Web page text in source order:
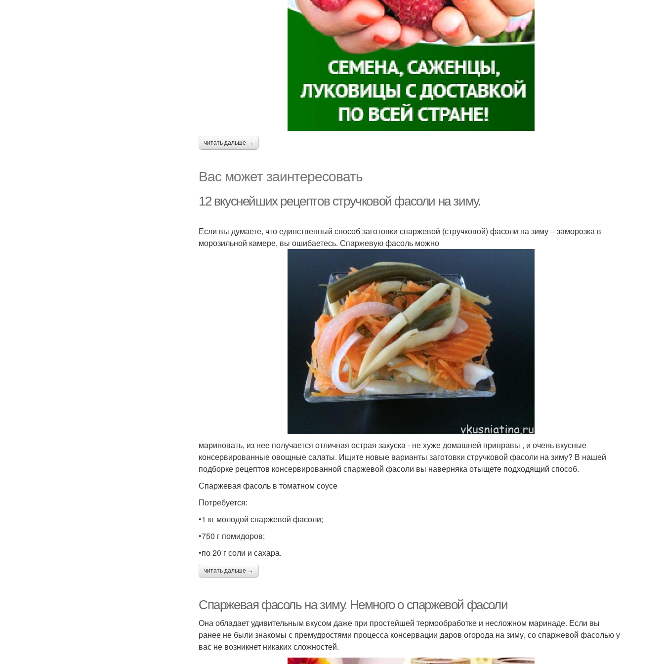
читать дальше →
Вас может заинтересовать
12 вкуснейших рецептов стручковой фасоли на зиму.
Если вы думаете, что единственный способ заготовки спаржевой (стручковой) фасоли на зиму – заморозка в
морозильной камере, вы ошибаетесь. Спаржевую фасоль можно
мариновать, из нее получается отличная острая закуска - не хуже домашней приправы , и очень вкусные
консервированные овощные салаты. Ищите новые варианты заготовки стручковой фасоли на зиму? В нашей
подборке рецептов консервированной спаржевой фасоли вы наверняка отыщете подходящий способ.
Спаржевая фасоль в томатном соусе
Потребуется:
•1 кг молодой спаржевой фасоли;
•750 г помидоров;
•по 20 г соли и сахара.
читать дальше →
Спаржевая фасоль на зиму. Немного о спаржевой фасоли
Она обладает удивительным вкусом даже при простейшей термообработке и несложном маринаде. Если вы
ранее не были знакомы с премудростями процесса консервации даров огорода на зиму, со спаржевой фасолью у
вас не возникнет никаких сложностей.